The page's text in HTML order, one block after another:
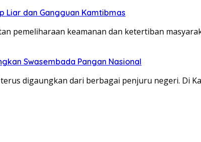
Liar dan Gangguan Kamtibmas
pemeliharaan keamanan dan ketertiban
Swasembada Pangan Nasional
digaungkan dari berbagai penjuru negeri. Di